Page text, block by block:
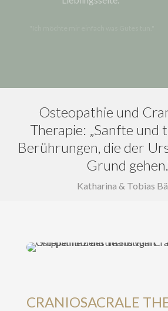
Osteopathie und
Therapie: „Sanfte und
Berührungen, die der
Grund
Katharina & Tobias
CRANIOSACRALE